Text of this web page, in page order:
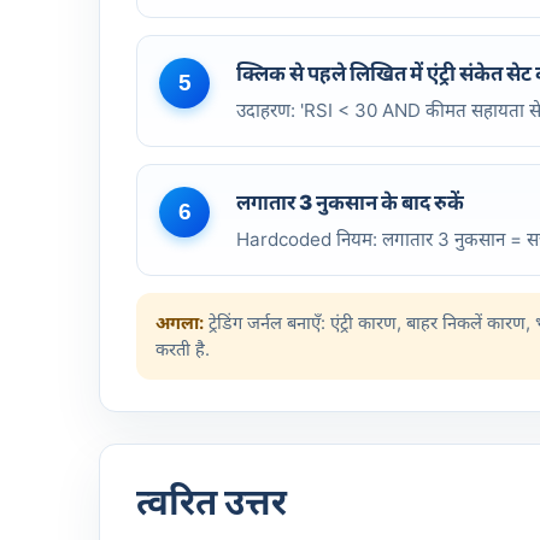
5 क्लिक से पहले लिखित में एंट्री संकेत सेट
उदाहरण: 'RSI < 30 AND कीमत सहायता
6 लगातार 3 नुकसान के बाद रुकें
Hardcoded नियम: लगातार 3 नुकसान =
अगला: ट्रेडिंग जर्नल बनाएँ: एंट्री कारण, बाहर निकलें
करती है.
त्वरित उत्तर